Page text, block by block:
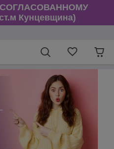
Кунцевщина)